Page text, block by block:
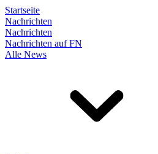
Startseite
Nachrichten
Nachrichten
Nachrichten auf FN
Alle News